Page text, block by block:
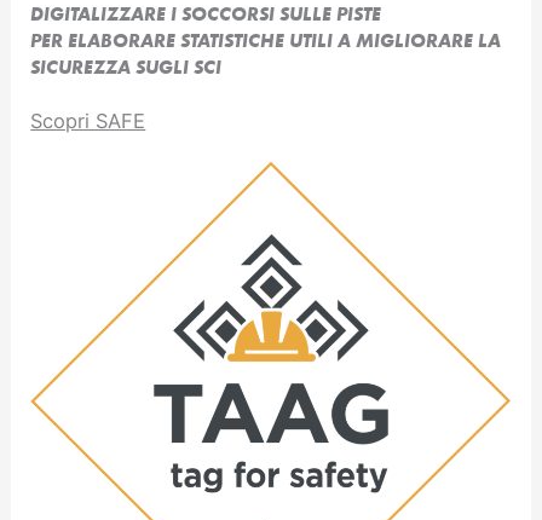
DIGITALIZZARE I SOCCORSI SULLE PISTE
PER ELABORARE STATISTICHE UTILI A MIGLIORARE LA
SICUREZZA SUGLI SCI
Scopri SAFE